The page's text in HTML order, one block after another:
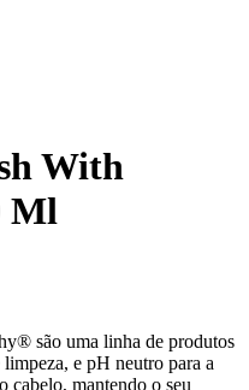
With
Ml
são uma linha de produtos
e pH neutro para a
cabelo, mantendo o seu